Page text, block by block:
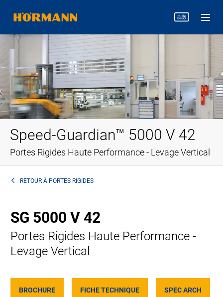
Speed-Guardian™ 5000 V 42
Portes Rigides Haute Performance - Levage Vertical
RETOUR À PORTES RIGIDES
SG 5000 V 42
Portes Rigides Haute Performance -
Levage Vertical
BROCHURE FICHE TECHNIQUE SPEC ARCH